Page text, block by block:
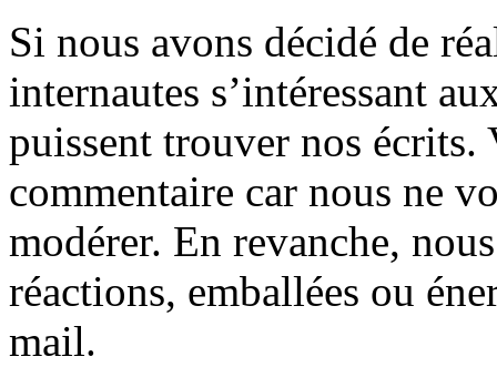
Si nous avons décidé de
internautes s’intéressant
puissent trouver nos écrits.
commentaire car nous ne
modérer. En revanche,
réactions, emballées ou
mail.